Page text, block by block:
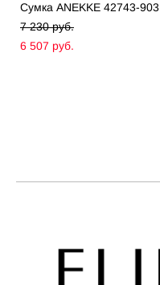
Сумка ANEKKE 42743-903
7 230 pуб.
6 507 pуб.